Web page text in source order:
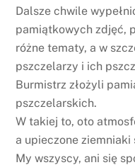
Dalsze chwile
pamiątkowych zdjęć,
różne tematy, a w
pszczelarzy i ich
Burmistrz złożyli
pszczelarskich.
W takiej to, oto
a upieczone ziemniaki
My wszyscy, ani się